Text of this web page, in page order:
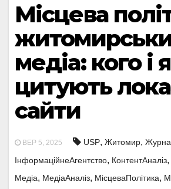
Місцева
медіа: кого і
цитують
сайти
ВЕР 5, 2025 USP, Житомир,
ІнформаційнеАгентство, КонтентАналіз,
Медіа, МедіаАналіз, МісцеваПолітика,